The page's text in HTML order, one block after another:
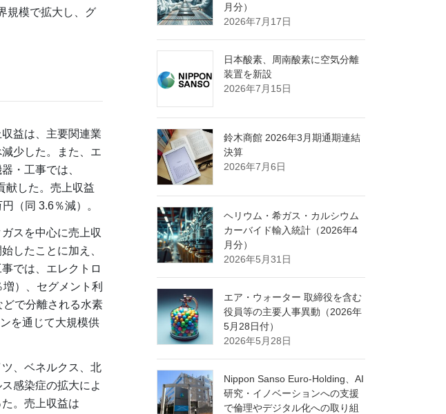
規模で拡大し、グ
益は、主要関連業
少した。また、エ
・工事では、
献した。売上収益
（同 3.6％減）。
スを中心に売上収
したことに加え、
では、エレクトロ
）、セグメント利
で分離される水素
を通じて大規模供
、ベネルクス、北
感染症の拡大によ
。売上収益は
月分）
2026年7月17日
日本酸素、周南酸素に空気分離
装置を新設
2026年7月15日
鈴木商館 2026年3月期通期連結
決算
2026年7月6日
ヘリウム・希ガス・カルシウム
カーバイド輸入統計（2026年4
月分）
2026年5月31日
エア・ウォーター 取締役を含む
役員等の主要人事異動（2026年
5月28日付）
2026年5月28日
Nippon Sanso Euro-Holding、AI
研究・イノベーションへの支援
で倫理やデジタル化への取り組